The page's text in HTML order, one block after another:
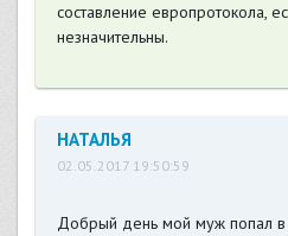
составление европротокола,
незначительны.
НАТАЛЬЯ
02.05.2017 19:50:59
Добрый день мой муж попал